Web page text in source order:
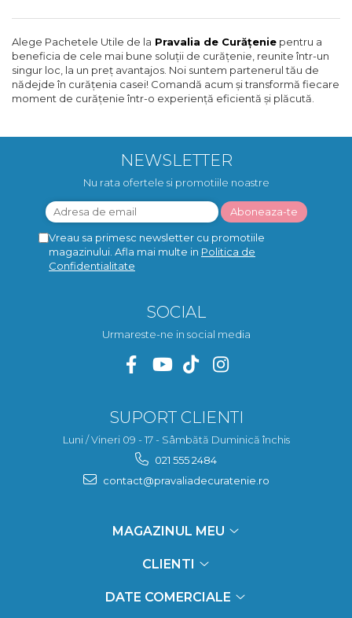
Alege Pachetele Utile de la Pravalia de Curățenie pentru a
beneficia de cele mai bune soluții de curățenie, reunite într-un
singur loc, la un preț avantajos. Noi suntem partenerul tău de
nădejde în curățenia casei! Comandă acum și transformă fiecare
moment de curățenie într-o experiență eficientă și plăcută.
NEWSLETTER
Nu rata ofertele si promotiile noastre
Vreau sa primesc newsletter cu promotiile
magazinului. Afla mai multe in Politica de
Confidentialitate
SOCIAL
Urmareste-ne in social media
SUPORT CLIENTI
Luni / Vineri 09 - 17 - Sâmbătă Duminică închis
021 555 2484
contact@pravaliadecuratenie.ro
MAGAZINUL MEU
CLIENTI
DATE COMERCIALE